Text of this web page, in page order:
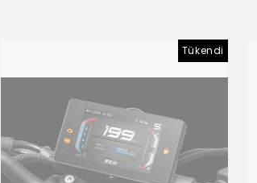
Tükendi